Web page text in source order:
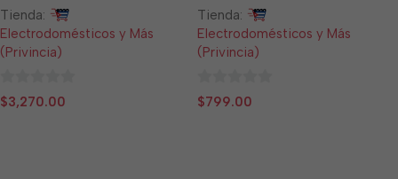
Tienda:
Electrodomésticos y Más
(Privincia)
0
$3,270.00
LITHIUM
Tienda:
Electrodomésticos y Más
(Privincia)
0
$799.00